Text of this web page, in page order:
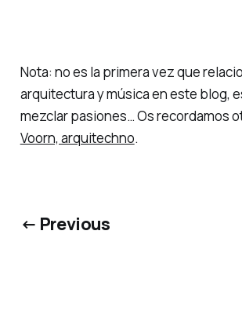
Nota: no es la primera vez que
arquitectura y música en este blog,
mezclar pasiones… Os recordamos
Voorn, arquitechno.
← Previous